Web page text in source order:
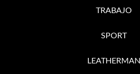
TRABAJO
SPORT
LEATHERMAN